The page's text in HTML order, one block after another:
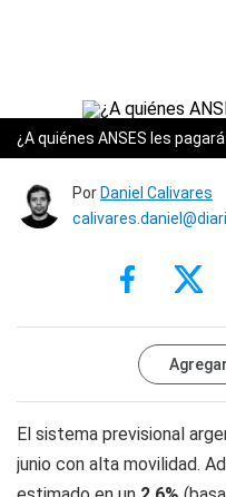
¿A quiénes ANSES les
Por Daniel Calivares
El sistema previsional
junio con alta movilidad.